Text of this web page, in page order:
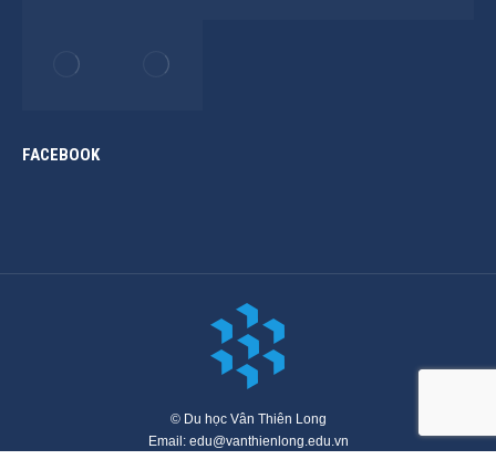
FACEBOOK
© Du học Vân Thiên Long
Email: edu@vanthienlong.edu.vn